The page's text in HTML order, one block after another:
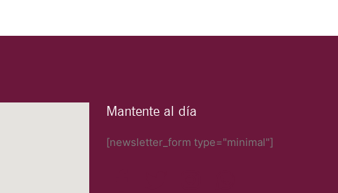
Mantente al día
[newsletter_form type="minimal"]